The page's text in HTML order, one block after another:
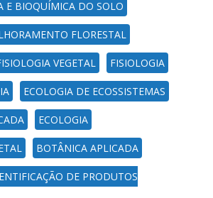
E BIOQUÍMICA DO SOLO
FLORESTAL
VEGETAL FISIOLOGIA
ECOLOGIA DE ECOSSISTEMAS
ECOLOGIA
BOTÂNICA APLICADA
DE PRODUTOS